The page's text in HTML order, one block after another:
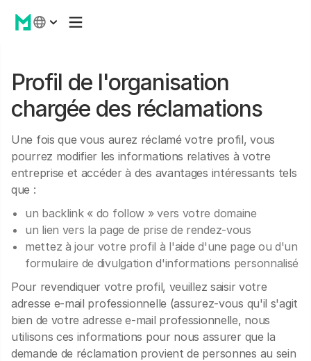
Profil de l'organisation
chargée des réclamations
Une fois que vous aurez réclamé votre profil, vous
pourrez modifier les informations relatives à votre
entreprise et accéder à des avantages intéressants tels
que :
un backlink « do follow » vers votre domaine
un lien vers la page de prise de rendez-vous
mettez à jour votre profil à l'aide d'une page ou d'un
formulaire de divulgation d'informations personnalisé
Pour revendiquer votre profil, veuillez saisir votre
adresse e-mail professionnelle (assurez-vous qu'il s'agit
bien de votre adresse e-mail professionnelle, nous
utilisons ces informations pour nous assurer que la
demande de réclamation provient de personnes au sein